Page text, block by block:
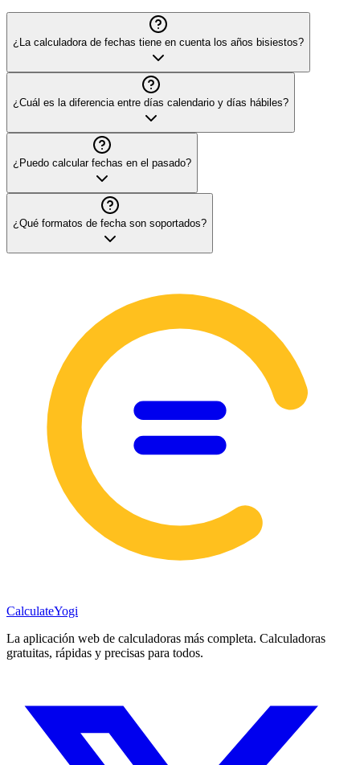
¿La calculadora de fechas tiene en cuenta los años bisiestos?
¿Cuál es la diferencia entre días calendario y días hábiles?
¿Puedo calcular fechas en el pasado?
¿Qué formatos de fecha son soportados?
CalculateYogi
La aplicación web de calculadoras más completa. Calculadoras
gratuitas, rápidas y precisas para todos.